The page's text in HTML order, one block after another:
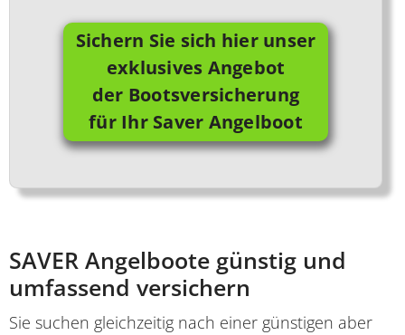
Sichern Sie sich hier unser
exklusives Angebot
der Bootsversicherung
für Ihr Saver Angelboot
SAVER Angelboote günstig und
umfassend versichern
Sie suchen gleichzeitig nach einer günstigen aber